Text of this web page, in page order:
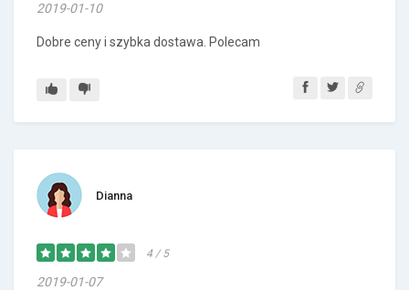
2019-01-10
Dobre ceny i szybka dostawa. Polecam
Dianna
4 / 5
2019-01-07